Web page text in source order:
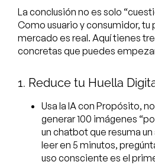
La conclusión no es solo
Como usuario y consumidor, tu
mercado es real. Aquí tienes
concretas que puedes
1. Reduce tu Huella
Usa la IA con Propósito,
generar 100 imágenes
un chatbot que resuma
leer en 5 minutos,
uso consciente es el